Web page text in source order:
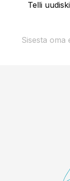
Telli